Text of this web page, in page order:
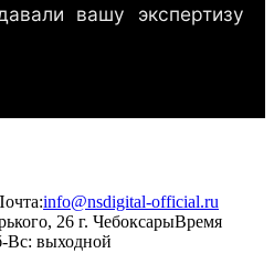
вашу экспертизу
info@nsdigital-official.ru
26 г. ЧебоксарыВремя
Вс: выходной